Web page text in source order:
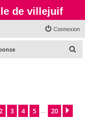
de villejuif
Connexion
sur20
3 4 5 20